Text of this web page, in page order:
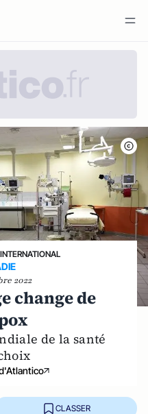
INTERNATIONAL
2022
change de
de la santé
CLASSER